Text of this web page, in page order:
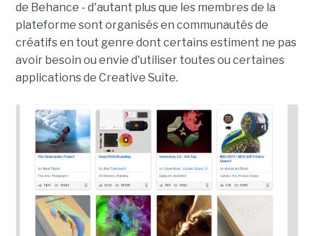
de Behance - d'autant plus que les membres de la
plateforme sont organisés en communautés de
créatifs en tout genre dont certains estiment ne pas
avoir besoin ou envie d'utiliser toutes ou certaines
applications de Creative Suite.